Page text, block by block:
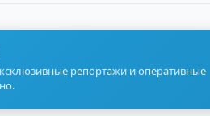
репортажи и оперативные